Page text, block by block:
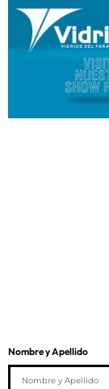
Nombre y Apellido